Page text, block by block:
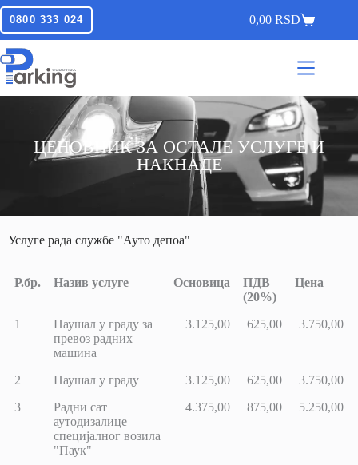
0800 333 024 0,00RSD
ЦЕНОВНИК ЗА ОСТАЛЕ УСЛУГЕ И
НАКНАДЕ
Услуге рада службе "Ауто депоа"
Р.бр. Назив услуге Основица
ПДВ
(20%)
Цена
Р.бр. Назив услуге Основица
ПДВ
(20%)
Цена
1
Паушал у граду за
превоз радних
машина
3.125,00 625,00 3.750,00
2 Паушал у граду 3.125,00 625,00
3.750,00
3
Радни сат
аутодизалице
специјалног возила
"Паук"
4.375,00 875,00 5.250,00